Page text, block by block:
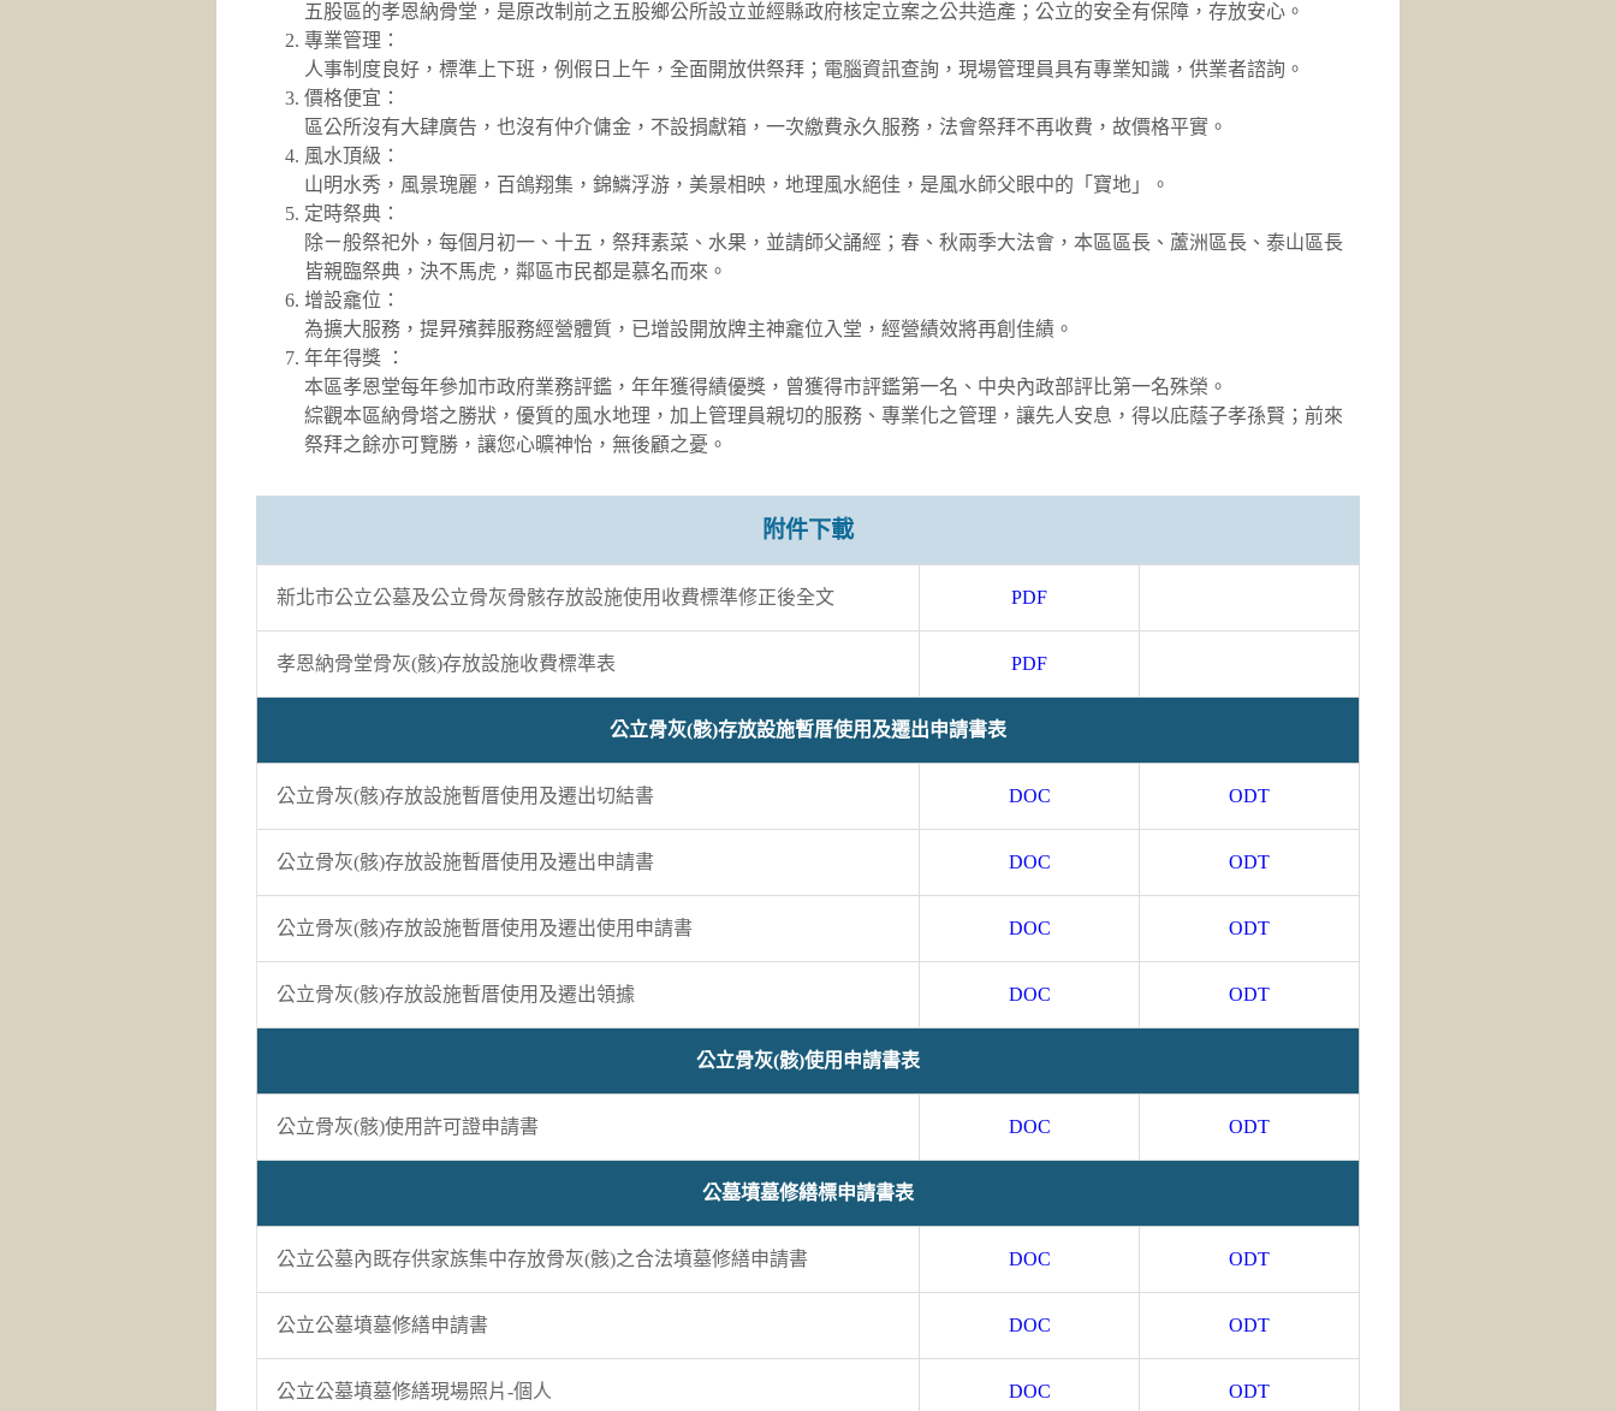
五股區的孝恩納骨堂，是原改制前之五股鄉公所設立並經縣政府核定立案之公共造產；公立的安全有保障，存放安心。
專業管理：
人事制度良好，標準上下班，例假日上午，全面開放供祭拜；電腦資訊查詢，現場管理員具有專業知識，供業者諮詢。
價格便宜：
區公所沒有大肆廣告，也沒有仲介傭金，不設捐獻箱，一次繳費永久服務，法會祭拜不再收費，故價格平實。
風水頂級：
山明水秀，風景瑰麗，百鴿翔集，錦鱗浮游，美景相映，地理風水絕佳，是風水師父眼中的「寶地」。
定時祭典：
除ㄧ般祭祀外，每個月初一、十五，祭拜素菜、水果，並請師父誦經；春、秋兩季大法會，本區區長、蘆洲區長、泰山區長
皆親臨祭典，決不馬虎，鄰區市民都是慕名而來。
增設龕位：
為擴大服務，提昇殯葬服務經營體質，已增設開放牌主神龕位入堂，經營績效將再創佳績。
年年得獎 ：
本區孝恩堂每年參加市政府業務評鑑，年年獲得績優獎，曾獲得市評鑑第一名、中央內政部評比第一名殊榮。
綜觀本區納骨塔之勝狀，優質的風水地理，加上管理員親切的服務、專業化之管理，讓先人安息，得以庇蔭子孝孫賢；前來
祭拜之餘亦可覽勝，讓您心曠神怡，無後顧之憂。
附件下載
新北市公立公墓及公立骨灰骨骸存放設施使用收費標準修正後全文 PDF
孝恩納骨堂骨灰(骸)存放設施收費標準表 PDF
公立骨灰(骸)存放設施暫厝使用及遷出申請書表
公立骨灰(骸)存放設施暫厝使用及遷出切結書 DOC ODT
公立骨灰(骸)存放設施暫厝使用及遷出申請書 DOC ODT
公立骨灰(骸)存放設施暫厝使用及遷出使用申請書 DOC ODT
公立骨灰(骸)存放設施暫厝使用及遷出領據 DOC ODT
公立骨灰(骸)使用申請書表
公立骨灰(骸)使用許可證申請書 DOC ODT
公墓墳墓修繕標申請書表
公立公墓內既存供家族集中存放骨灰(骸)之合法墳墓修繕申請書 DOC ODT
公立公墓墳墓修繕申請書 DOC ODT
公立公墓墳墓修繕現場照片-個人 DOC ODT